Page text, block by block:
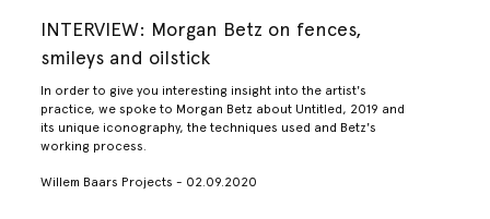
INTERVIEW: Morgan Betz on fences,
smileys and oilstick
In order to give you interesting insight into the artist's
practice, we spoke to Morgan Betz about Untitled, 2019 and
its unique iconography, the techniques used and Betz's
working process.
Willem Baars Projects - 02.09.2020